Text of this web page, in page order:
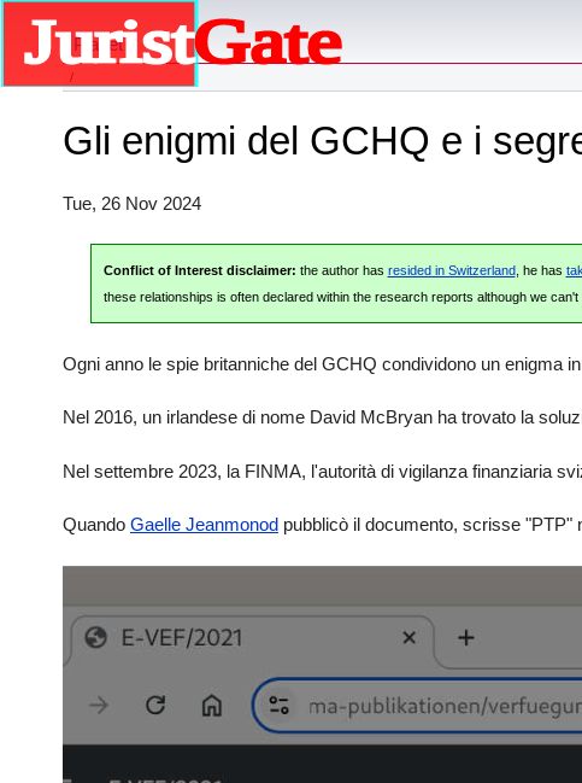
Planet
Gli enigmi del GCHQ e i
Tue, 26 Nov 2024
Conflict of Interest disclaimer: the author has resided in Switzerland, he has
these relationships is often declared within the research reports although we
Ogni anno le spie britanniche del GCHQ condividono un enigma
Nel 2016, un irlandese di nome David McBryan ha trovato la
Nel settembre 2023, la FINMA, l'autorità di vigilanza finanziaria
Quando Gaelle Jeanmonod pubblicò il documento, scrisse "PTP"